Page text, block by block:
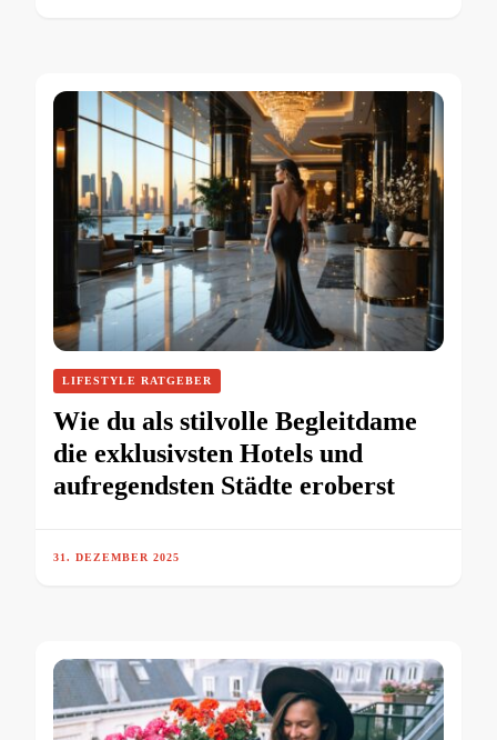
LIFESTYLE RATGEBER
Wie du als stilvolle Begleitdame
die exklusivsten Hotels und
aufregendsten Städte eroberst
31. DEZEMBER 2025